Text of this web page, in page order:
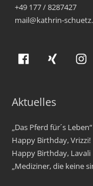
+49 177 / 8287427
mail@kathrin-
Aktuelles
„Das Pferd für´s
Happy Birthday, Vrizzi!
Happy Birthday, Lavali
„Mediziner, die keine